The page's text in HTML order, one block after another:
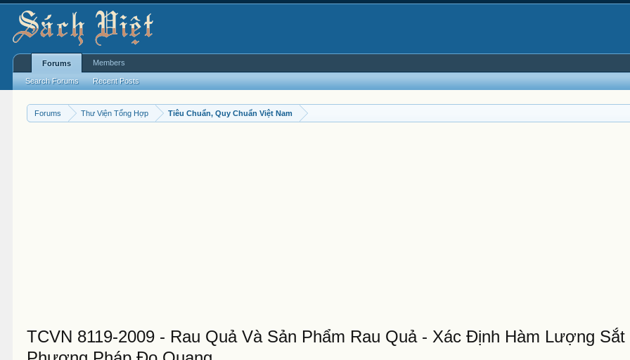
Forums Thư Viện Tổng Hợp Tiêu Chuẩn, Quy Chuẩn Việt Nam
TCVN 8119-2009 - Rau Quả Và Sản Phẩm Rau Quả - Xác Định Hàm Lượng Sắt
Forums
Search Forums Recent Posts
Members